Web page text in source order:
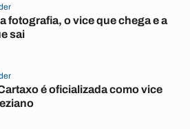
fotografia, o vice que chega e a
sai
é oficializada como vice